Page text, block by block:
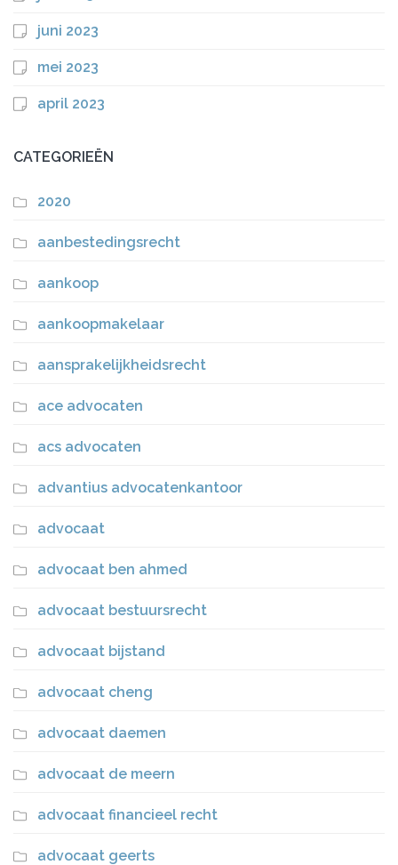
juni 2023
mei 2023
april 2023
CATEGORIEËN
2020
aanbestedingsrecht
aankoop
aankoopmakelaar
aansprakelijkheidsrecht
ace advocaten
acs advocaten
advantius advocatenkantoor
advocaat
advocaat ben ahmed
advocaat bestuursrecht
advocaat bijstand
advocaat cheng
advocaat daemen
advocaat de meern
advocaat financieel recht
advocaat geerts